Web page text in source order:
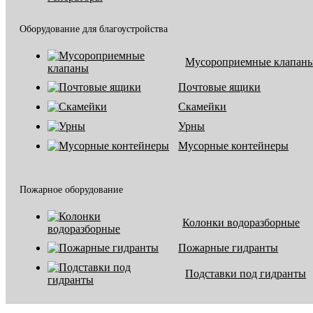
Оборудование для благоустройства
Мусороприемные
Почтовые ящики
Скамейки
Урны
Мусорные контейнеры
Пожарное оборудование
Колонки водоразборные
Пожарные гидранты
Подставки под гидранты